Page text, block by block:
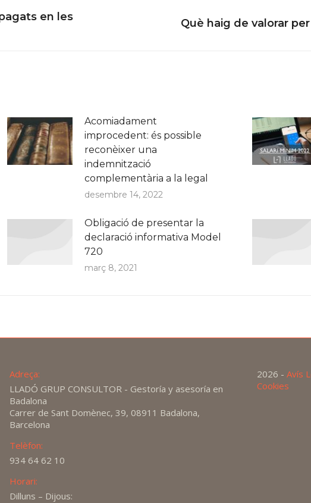
en les
Què haig de valorar
Acomiadament
improcedent: és possible
reconèixer una
indemnització
complementària a la legal
desembre 14, 2022
Obligació de presentar la
declaració informativa Model
720
març 8, 2021
Adreça:
LLADÓ GRUP CONSULTOR - Gestoría y asesoría en
Badalona
Carrer de Sant Domènec, 39, 08911 Badalona,
Barcelona
Telèfon:
934 64 62 10
Horari:
Dilluns – Dijous:
2026 -Avís
Cookies